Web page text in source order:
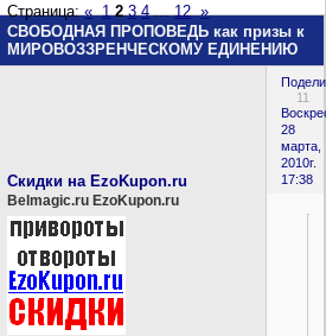
СВОБОДНАЯ ПРОПОВЕДЬ как призы к
МИРОВОЗЗРЕНЧЕСКОМУ ЕДИНЕНИЮ
Страница:« 1 2 3 4 … 12 »
11
28
марта,
2010г.
17:38
Скидки на EzoKupon.ru
Belmagic.ru EzoKupon.ru